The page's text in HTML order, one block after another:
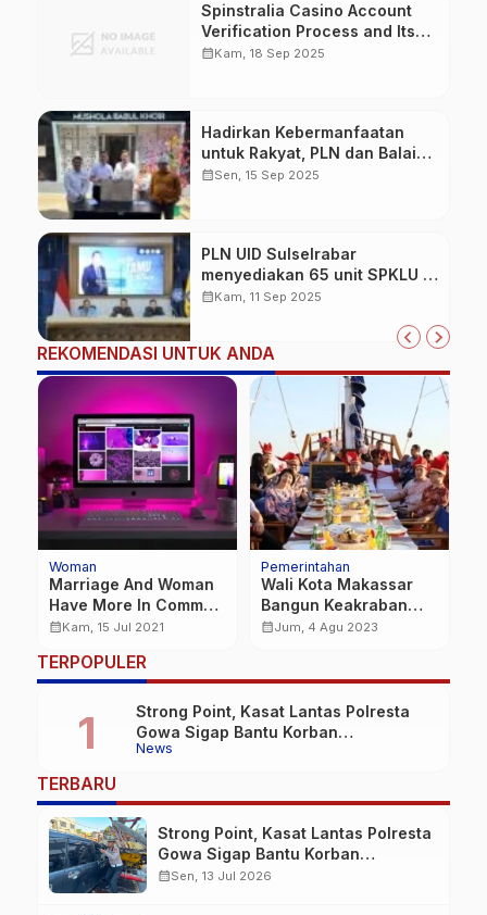
Spinstralia Casino Account
Verification Process and Its
Significance for Players
calendar_monthKam, 18 Sep 2025
Hadirkan Kebermanfaatan
untuk Rakyat, PLN dan Balai
TN Bantimurung Bulusaraung
calendar_monthSen, 15 Sep 2025
PLN UID Sulselrabar
menyediakan 65 unit SPKLU di
51 lokasi
calendar_monthKam, 11 Sep 2025
REKOMENDASI UNTUK ANDA
Pemerintahan
Di Kelurahan
Tamparang Keke, Pj
Ketua RTRW Hingga
Upacara di Dalam
Lorong
calendar_monthKam, 18 Agu 2022
News
Korem 132/Tadulako
Gelar Turnamen
Danrem Cup Tenis
calendar_monthKam, 27 Okt 2022
TERPOPULER
News
Strong Point, Kasat Lantas Polresta
Gowa Sigap Bantu Korban
Kecelakaan
TERBARU
Strong Point, Kasat Lantas Polresta
Gowa Sigap Bantu Korban
Kecelakaan
calendar_monthSen, 13 Jul 2026